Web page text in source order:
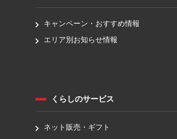
キャンペーン・おすすめ情報
エリア別お知らせ情報
くらしのサービス
ネット販売・ギフト